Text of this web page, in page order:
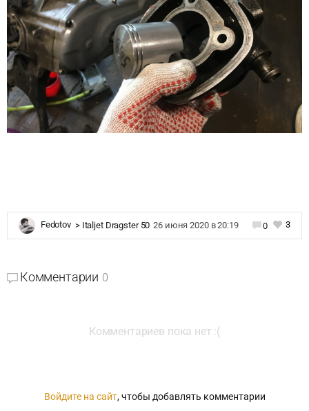
Fedotov > Italjet Dragster 50 26 июня 2020 в 20:19 0 3
Комментарии 0
Комментариев пока нет :(
Войдите на сайт, чтобы добавлять комментарии